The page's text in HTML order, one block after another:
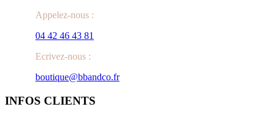
Appelez-nous :
04 42 46 43 81
Ecrivez-nous :
boutique@bbandco.fr
INFOS CLIENTS